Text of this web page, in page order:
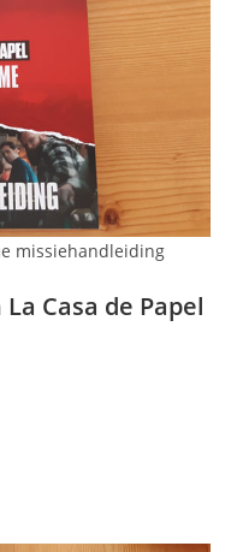
missiehandleiding
Casa de Papel